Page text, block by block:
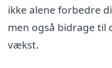
ikke alene forbedre
men også bidrage til
vækst.